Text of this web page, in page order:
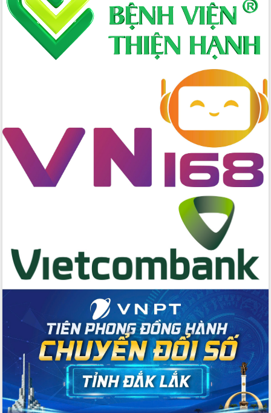
Đắk Lắk đẩy mạnh nuôi biển công
nghệ, hướng tới phát triển thủy sản
bền vững
Tập huấn nâng cao năng lực triển khai
chuyển đổi số cho cán bộ, công chức
Đẩy mạnh cải cách hành chính, quyết
tâm đạt được mục tiêu tăng trưởng
hai con số trong năm 2026
Tổ chức trang trọng Lễ hội Đền thờ
Lương Văn Chánh năm 2026
Chuyển đổi số thư viện: Mở rộng
không gian tri thức trong thời đại số
chức diễn tập trước ngày bầu cử
Chương trình “Gặp gỡ hữu nghị –
Friendship Meeting New Year 2026”
Bầu cử Quốc hội và HĐND: Cử tri Đắk
Lắk gửi gắm niềm tin, kỳ vọng vào lá
phiếu
Đắk Lắk sẵn sàng các điều kiện cho
Ngày hội bầu cử đại biểu Quốc hội
khóa XVI và HĐND các cấp nhiệm kỳ